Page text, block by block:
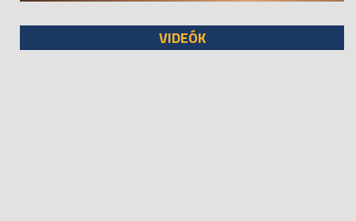
VIDEÓK